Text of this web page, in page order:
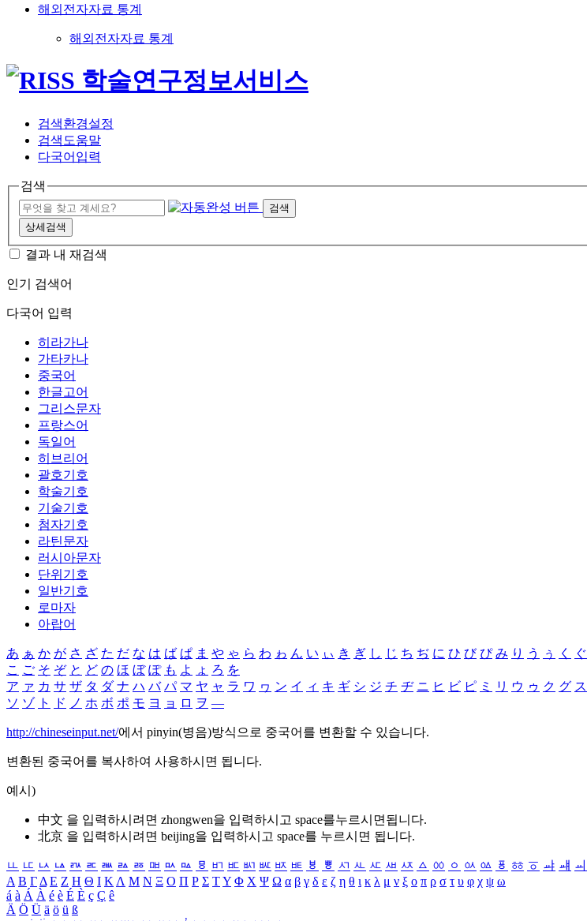
해외전자자료 통계
해외전자자료 통계
검색환경설정
검색도움말
다국어입력
검색
검색
상세검색
결과 내 재검색
인기 검색어
다국어 입력
히라가나
가타카나
중국어
한글고어
그리스문자
프랑스어
독일어
히브리어
괄호기호
학술기호
기술기호
첨자기호
라틴문자
러시아문자
단위기호
일반기호
로마자
아랍어
あ ぁ か が さ ざ た だ な は ば ぱ ま や ゃ ら わ ゎ ん い ぃ き ぎ し じ ち ぢ に ひ び ぴ み り う ぅ く ぐ
こ ご そ ぞ と ど の ほ ぼ ぽ も よ ょ ろ を
ア ァ カ サ ザ タ ダ ナ ハ バ パ マ ヤ ャ ラ ワ ヮ ン イ ィ キ ギ シ ジ チ ヂ ニ ヒ ビ ピ ミ リ ウ ゥ ク グ ス
ソ ゾ ト ド ノ ホ ボ ポ モ ヨ ョ ロ ヲ ―
http://chineseinput.net/에서 pinyin(병음)방식으로 중국어를 변환할 수 있습니다.
변환된 중국어를 복사하여 사용하시면 됩니다.
예시)
中文 을 입력하시려면 zhongwen을 입력하시고 space를누르시면됩니다.
北京 을 입력하시려면 beijing을 입력하시고 space를 누르시면 됩니다.
ㅥ ㅦ ㅧ ㅨ ㅩ ㅪ ㅫ ㅬ ㅭ ㅮ ㅯ ㅰ ㅱ ㅲ ㅳ ㅴ ㅵ ㅶ ㅷ ㅸ ㅹ ㅺ ㅻ ㅼ ㅽ ㅾ ㅿ ㆀ ㆁ ㆂ ㆃ ㆄ ㆅ ㆆ ㆇ ㆈ ㆉ
Α Β ΓΔ Ε Ζ Η Θ Ι ΚΛ Μ Ν Ξ Ο Π Ρ Σ ΤΥ Φ Χ Ψ Ω α β γ δ ε ζ η θ ι κ λ μ ν ξ ο π ρ σ τ υ φ χ ψ ω
á à Á À é è É È ç Ç ê
Ä Ö Ü ä ö ü ß